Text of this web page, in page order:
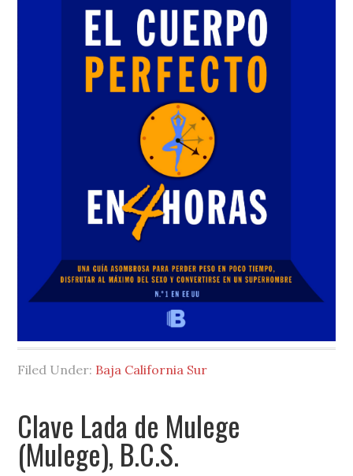
Filed Under: Baja California Sur
Clave Lada de Mulege
(Mulege), B.C.S.